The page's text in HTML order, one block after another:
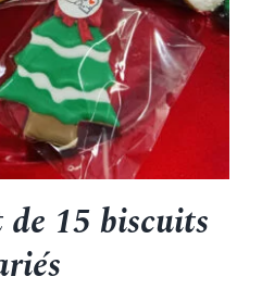
15 biscuits